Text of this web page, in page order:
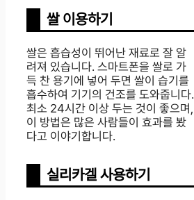
쌀 이용하기
쌀은 흡습성이 뛰어난 재료로 잘 알
려져 있습니다. 스마트폰을 쌀로 가
득 찬 용기에 넣어 두면 쌀이 습기를
흡수하여 기기의 건조를 도와줍니다.
최소 24시간 이상 두는 것이 좋으며,
이 방법은 많은 사람들이 효과를 봤
다고 이야기합니다.
실리카겔 사용하기